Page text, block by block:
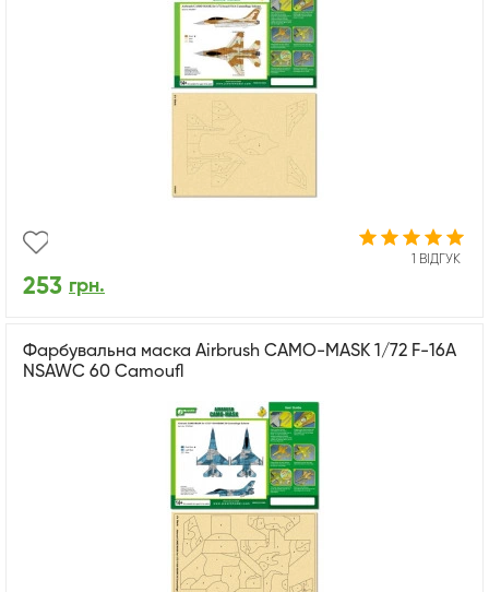
1 ВІДГУК
253 грн.
Фарбувальна маска Airbrush CAMO-MASK 1/72 F-16A
NSAWC 60 Camoufl